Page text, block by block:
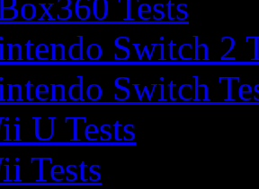
Switch 2
Switch
U Tests
Tests